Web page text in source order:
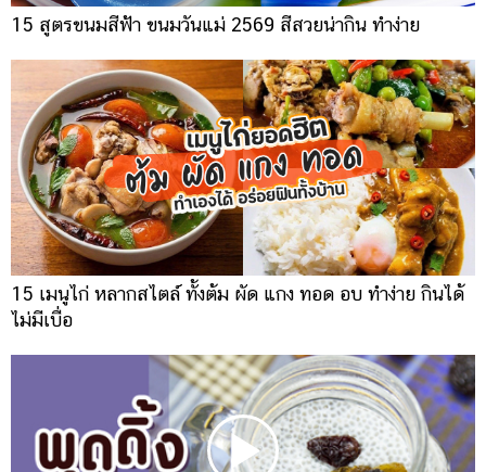
15 สูตรขนมสีฟ้า ขนมวันแม่ 2569 สีสวยน่ากิน ทำง่าย
15 เมนูไก่ หลากสไตล์ ทั้งต้ม ผัด แกง ทอด อบ ทำง่าย กินได้
ไม่มีเบื่อ